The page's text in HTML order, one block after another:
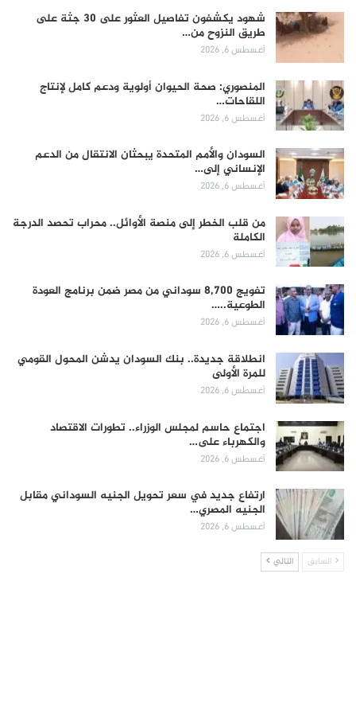
شهود يكشفون تفاصيل العثور على 30 جثة على
طريق النزوح من…
أغسطس 6, 2026
المنصوري: صحة الحيوان أولوية ودعم كامل لإنتاج
اللقاحات…
أغسطس 6, 2026
السودان والأمم المتحدة يبحثان الانتقال من الدعم
الإنساني إلى…
أغسطس 6, 2026
من قلب الخطر إلى منصة الأوائل.. محراب تحصد الدرجة
الكاملة
أغسطس 6, 2026
تفويج 8,700 سوداني من مصر ضمن برنامج العودة
الطوعية..…
أغسطس 6, 2026
انطلاقة جديدة.. بنك السودان يدشن المحول القومي
للمرة الأولى
أغسطس 6, 2026
اجتماع حاسم لمجلس الوزراء.. تطورات الاقتصاد
والكهرباء على…
أغسطس 6, 2026
ارتفاع جديد في سعر تحويل الجنيه السوداني مقابل
الجنيه المصري…
أغسطس 6, 2026
السابق التالي